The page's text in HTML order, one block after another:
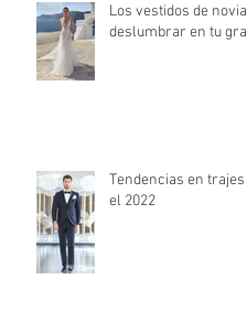
Los vestidos de novia
deslumbrar en tu
Tendencias en trajes
el 2022